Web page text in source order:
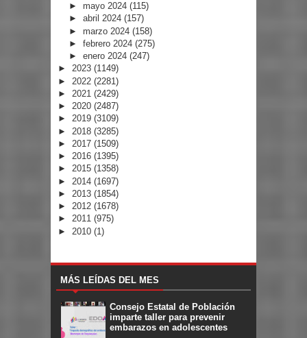
► mayo 2024 (115)
► abril 2024 (157)
► marzo 2024 (158)
► febrero 2024 (275)
► enero 2024 (247)
► 2023 (1149)
► 2022 (2281)
► 2021 (2429)
► 2020 (2487)
► 2019 (3109)
► 2018 (3285)
► 2017 (1509)
► 2016 (1395)
► 2015 (1358)
► 2014 (1697)
► 2013 (1854)
► 2012 (1678)
► 2011 (975)
► 2010 (1)
MÁS LEÍDAS DEL MES
Consejo Estatal de Población
imparte taller para prevenir
embarazos en adolescentes